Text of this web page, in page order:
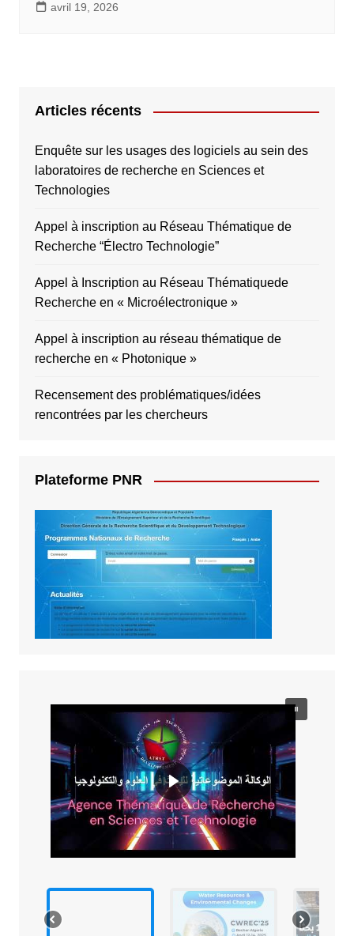
avril 19, 2026
Articles récents
Enquête sur les usages des logiciels au sein des
laboratoires de recherche en Sciences et
Technologies
Appel à inscription au Réseau Thématique de
Recherche “Électro Technologie”
Appel à Inscription au Réseau Thématiquede
Recherche en « Microélectronique »
Appel à inscription au réseau thématique de
recherche en « Photonique »
Recensement des problématiques/idées
rencontrées par les chercheurs
Plateforme PNR